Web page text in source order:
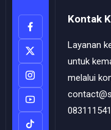
Kontak
Layanan
untuk
melalui